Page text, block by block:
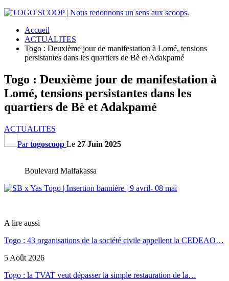
Accueil
ACTUALITES
Togo : Deuxième jour de manifestation à Lomé, tensions
persistantes dans les quartiers de Bè et Adakpamé
Togo : Deuxième jour de manifestation à
Lomé, tensions persistantes dans les
quartiers de Bè et Adakpamé
ACTUALITES
Partogoscoop Le 27 Juin 2025
Boulevard Malfakassa
A lire aussi
Togo : 43 organisations de la société civile appellent la CEDEAO…
5 Août 2026
Togo : la TVAT veut dépasser la simple restauration de la…